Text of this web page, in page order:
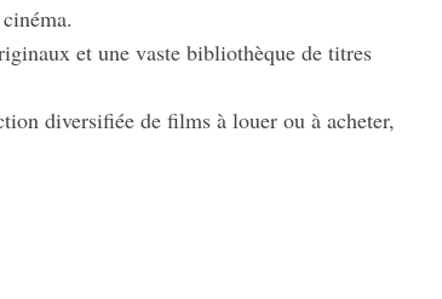
et une vaste bibliothèque de titres
diversifiée de films à louer ou à acheter,